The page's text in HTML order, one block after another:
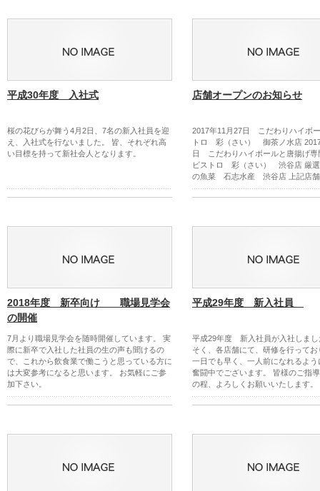
平成30年度 入社式
桜の花びらが舞う4月2日、7名の新入社員を迎
え、入社式を行ないました。 皆、それぞれ高
い目標を持って新社会人となります。
店舗オープンのお知らせ
2017年11月27日 こだわりハイボ
トロ 彩（さい） 御茶ノ水店
日 こだわりハイボールと唐揚げ
ビストロ 彩（さい） 渋谷店 厳選
の魚菜 石志水産 渋谷店 上記店
2018年度 新卒向け 職場見学会
の開催
7月より職場見学会を随時開催しています。 実
際に新卒で入社した社員の生の声も聞けるの
で、これから飲食業で働こうと思っている方に
は大変参考になると思います。 お気軽にご参
加下さい。
平成29年度 新入社員
平成29年度 新入社員が入社しまし
そく、各店舗にて、研修を行ってお
一日でも早く、一人前になれるよう
奮闘中でございます。 皆様のご指
の程、よろしくお願いいたします。